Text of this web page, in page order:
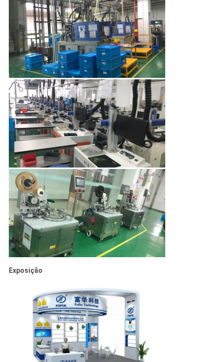
Exposição